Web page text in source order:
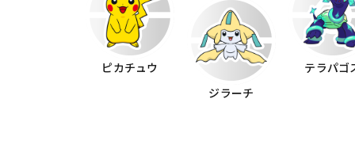
ピカチュウ
ジラーチ
テラパゴ